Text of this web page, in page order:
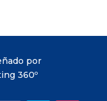
por
360º